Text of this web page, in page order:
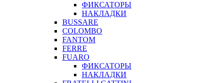
ФИКСАТОРЫ
НАКЛАДКИ
BUSSARE
COLOMBO
FANTOM
FERRE
FUARO
ФИКСАТОРЫ
НАКЛАДКИ